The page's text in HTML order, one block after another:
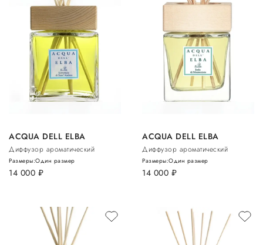
ACQUA DELL ELBA
Диффузор ароматический
14 000 руб.
Размеры:Один размер
ACQUA DELL ELBA
Диффузор ароматический
14 000 руб.
Размеры:Один размер